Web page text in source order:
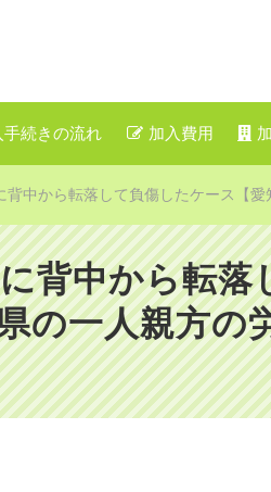
続きの流れ 加入費用
背中から転落して負傷したケース【愛
背中から転落
の一人親方の